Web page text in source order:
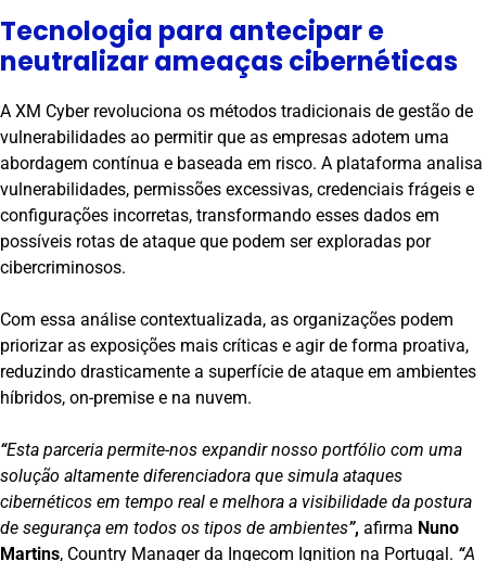
Tecnologia para antecipar e
neutralizar ameaças cibernéticas
A XM Cyber revoluciona os métodos tradicionais de gestão de
vulnerabilidades ao permitir que as empresas adotem uma
abordagem contínua e baseada em risco. A plataforma analisa
vulnerabilidades, permissões excessivas, credenciais frágeis e
configurações incorretas, transformando esses dados em
possíveis rotas de ataque que podem ser exploradas por
cibercriminosos.
Com essa análise contextualizada, as organizações podem
priorizar as exposições mais críticas e agir de forma proativa,
reduzindo drasticamente a superfície de ataque em ambientes
híbridos, on-premise e na nuvem.
“Esta parceria permite-nos expandir nosso portfólio com uma
solução altamente diferenciadora que simula ataques
cibernéticos em tempo real e melhora a visibilidade da postura
de segurança em todos os tipos de ambientes”, afirma Nuno
Martins, Country Manager da Ingecom Ignition na Portugal. “A